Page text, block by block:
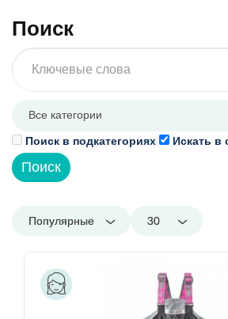
Поиск
Все категории
Поиск в подкатегориях Искать в
Популярные 30